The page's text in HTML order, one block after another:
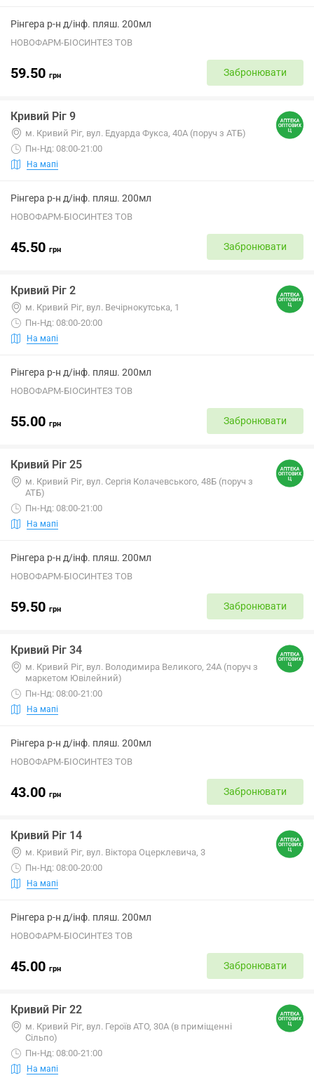
Рінгера р-н д/інф. пляш. 200мл
НОВОФАРМ-БІОСИНТЕЗ ТОВ
59.50 грн Забронювати
Кривий Ріг 9
м. Кривий Ріг, вул. Едуарда Фукса, 40А (поруч з АТБ)
Пн-Нд: 08:00-21:00
На мапі
Рінгера р-н д/інф. пляш. 200мл
НОВОФАРМ-БІОСИНТЕЗ ТОВ
45.50 грн Забронювати
Кривий Ріг 2
м. Кривий Ріг, вул. Вечірнокутська, 1
Пн-Нд: 08:00-20:00
На мапі
Рінгера р-н д/інф. пляш. 200мл
НОВОФАРМ-БІОСИНТЕЗ ТОВ
55.00 грн Забронювати
Кривий Ріг 25
м. Кривий Ріг, вул. Сергія Колачевського, 48Б (поруч з
АТБ)
Пн-Нд: 08:00-21:00
На мапі
Рінгера р-н д/інф. пляш. 200мл
НОВОФАРМ-БІОСИНТЕЗ ТОВ
59.50 грн Забронювати
Кривий Ріг 34
м. Кривий Ріг, вул. Володимира Великого, 24А (поруч з
маркетом Ювілейний)
Пн-Нд: 08:00-21:00
На мапі
Рінгера р-н д/інф. пляш. 200мл
НОВОФАРМ-БІОСИНТЕЗ ТОВ
43.00 грн Забронювати
Кривий Ріг 14
м. Кривий Ріг, вул. Віктора Оцерклевича, 3
Пн-Нд: 08:00-20:00
На мапі
Рінгера р-н д/інф. пляш. 200мл
НОВОФАРМ-БІОСИНТЕЗ ТОВ
45.00 грн Забронювати
Кривий Ріг 22
м. Кривий Ріг, вул. Героїв АТО, 30А (в приміщенні
Сільпо)
Пн-Нд: 08:00-21:00
На мапі